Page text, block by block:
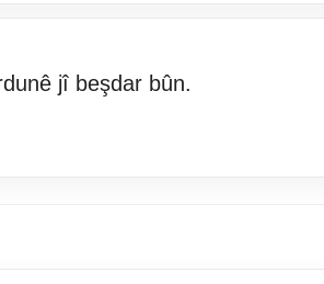
jî beşdar bûn.